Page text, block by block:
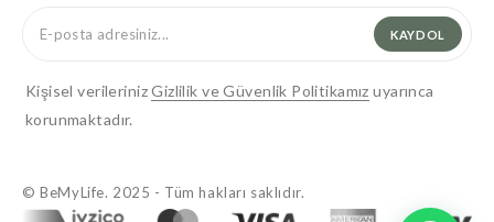
KAYDOL
Kişisel verilerinizGizlilik ve Güvenlik Politikamız uyarınca
korunmaktadır.
© BeMyLife. 2025 - Tüm hakları saklıdır.